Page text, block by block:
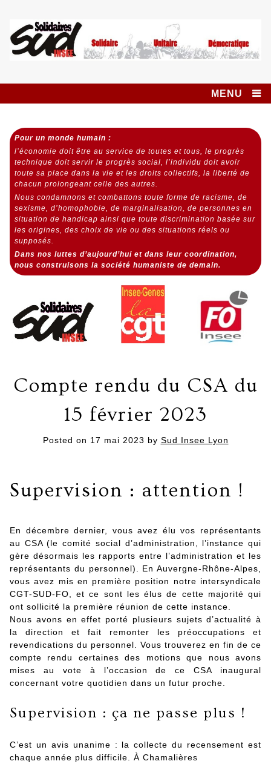
content
Syndicat SUD
INSEE SOLIDAIRES
MENU
Pour un monde humain :
l’économie doit être au service de toutes et tous,le progrès
technique doit servir le progrès social,l’individu doit avoir
toute sa place dans la vie et les droits collectifs, la liberté de
chacun prolongeant celle des autres.
Nous condamnons et combattons toute forme de racisme, de
sexisme, d’homophobie, de marginalisation, de personnes en
situation de handicap ainsi que toute discrimination basée sur
les origines, des choix de vie ou des situations réels ou
supposés.
Dans nos luttes d’aujourd’hui et dans leur coordination,
nous construisons la société humaniste de demain.
Compte rendu du CSA du
15 février 2023
Posted on 17 mai 2023 by Sud Insee Lyon
Supervision : attention !
En décembre dernier, vous avez élu vos représentants
au CSA (le comité social d’administration, l’instance qui
gère désormais les rapports entre l’administration et les
représentants du personnel). En Auvergne-Rhône-Alpes,
vous avez mis en première position notre intersyndicale
CGT-SUD-FO, et ce sont les élus de cette majorité qui
ont sollicité la première réunion de cette instance.
Nous avons en effet porté plusieurs sujets d’actualité à
la direction et fait remonter les préoccupations et
revendications du personnel. Vous trouverez en fin de ce
compte rendu certaines des motions que nous avons
mises au vote à l’occasion de ce CSA inaugural
concernant votre quotidien dans un futur proche.
Supervision : ça ne passe plus !
C’est un avis unanime : la collecte du recensement est
chaque année plus difficile. À Chamalières